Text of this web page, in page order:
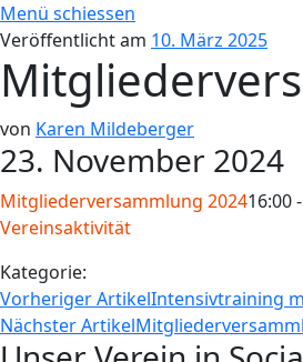
Menü schiessen
Veröffentlicht am 10. März 2025
von Karen Mildeberger
23. November 2024
Mitgliederversammlung 202416:00
Vereinsaktivität
Kategorie:
Vorheriger ArtikelIntensivtraining
Nächster Artikel